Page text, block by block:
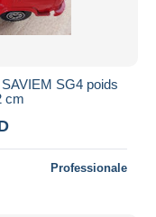
SG4 poids
cm
Professionale